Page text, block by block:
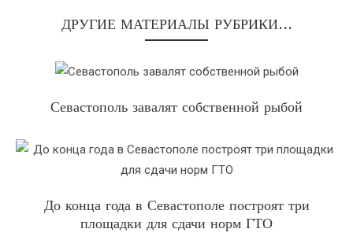
ДРУГИЕ МАТЕРИАЛЫ РУБРИКИ...
Севастополь завалят собственной рыбой
До конца года в Севастополе построят три
площадки для сдачи норм ГТО